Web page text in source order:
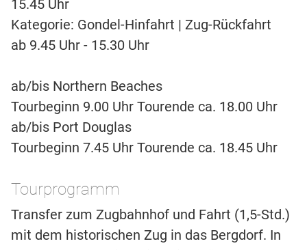
15.45 Uhr
Kategorie: Gondel-Hinfahrt | Zug-Rückfahrt
ab 9.45 Uhr - 15.30 Uhr
ab/bis Northern Beaches
Tourbeginn 9.00 Uhr Tourende ca. 18.00 Uhr
ab/bis Port Douglas
Tourbeginn 7.45 Uhr Tourende ca. 18.45 Uhr
Tourprogramm
Transfer zum Zugbahnhof und Fahrt (1,5-Std.)
mit dem historischen Zug in das Bergdorf. In